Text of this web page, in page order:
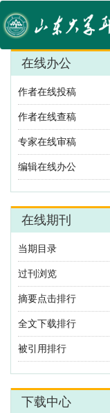
在线办公
作者在线投稿
作者在线查稿
专家在线审稿
编辑在线办公
在线期刊
当期目录
过刊浏览
摘要点击排行
全文下载排行
被引用排行
下载中心